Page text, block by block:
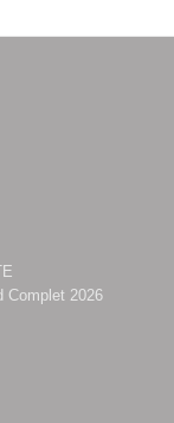
Complet 2026